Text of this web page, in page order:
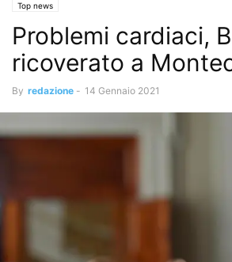
Top news
Problemi cardiaci,
ricoverato a
By redazione - 14 Gennaio 2021